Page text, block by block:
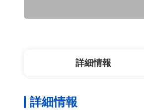
詳細情報
詳細情報